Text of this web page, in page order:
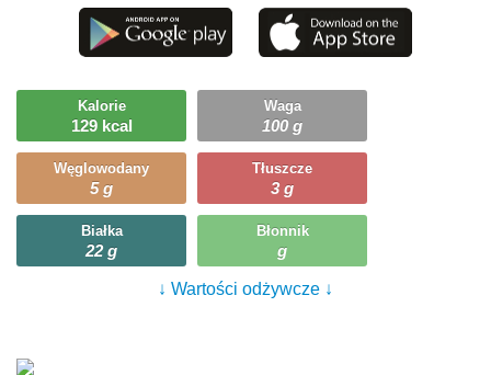
Ciekawostki
Ile możesz zjeść?
Kalorie
129 kcal
Waga
100 g
Węglowodany
5 g
Tłuszcze
3 g
Białka
22 g
Błonnik
g
↓ Wartości odżywcze ↓